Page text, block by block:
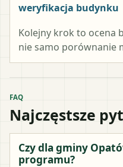
weryfikacja budynku
Kolejny krok to ocena
nie samo porównanie
FAQ
Najczęstsze
Czy dla gminy
programu?